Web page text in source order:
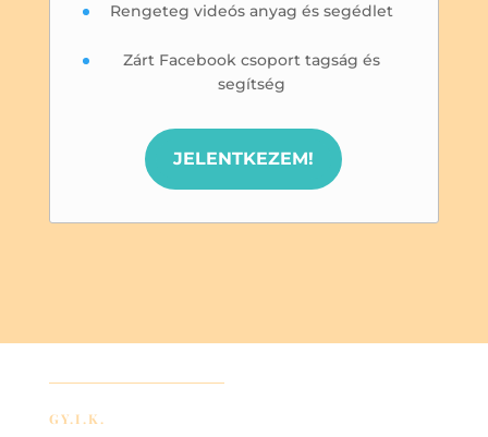
Rengeteg videós anyag és segédlet
Zárt Facebook csoport tagság és
segítség
JELENTKEZEM!
GY.I.K.